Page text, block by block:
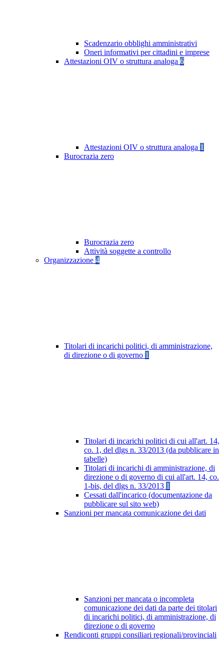
Scadenzario obblighi amministrativi
Oneri informativi per cittadini e imprese
Attestazioni OIV o struttura analoga 6
Attestazioni OIV o struttura analoga 1
Burocrazia zero
Burocrazia zero
Attività soggette a controllo
Organizzazione 4
Titolari di incarichi politici, di amministrazione,
di direzione o di governo 1
Titolari di incarichi politici di cui all'art. 14,
co. 1, del dlgs n. 33/2013 (da pubblicare in
tabelle)
Titolari di incarichi di amministrazione, di
direzione o di governo di cui all'art. 14, co.
1-bis, del dlgs n. 33/2013 1
Cessati dall'incarico (documentazione da
pubblicare sul sito web)
Sanzioni per mancata comunicazione dei dati
Sanzioni per mancata o incompleta
comunicazione dei dati da parte dei titolari
di incarichi politici, di amministrazione, di
direzione o di governo
Rendiconti gruppi consiliari regionali/provinciali